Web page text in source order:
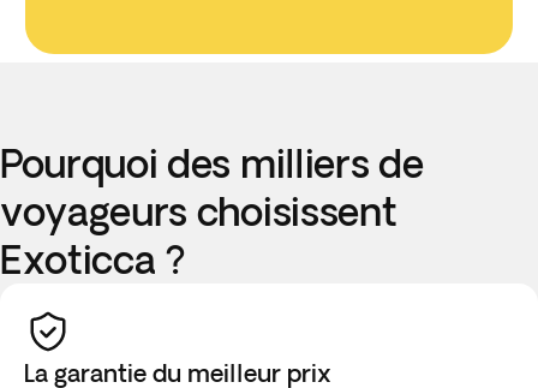
Pourquoi des milliers de
voyageurs choisissent
Exoticca ?
La garantie du meilleur prix